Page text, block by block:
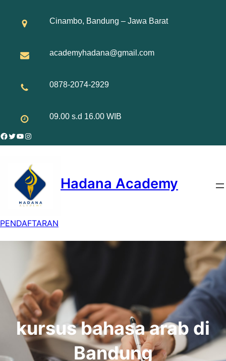
Cinambo, Bandung – Jawa Barat
academyhadana@gmail.com
0878-2074-2929
09.00 s.d 16.00 WIB
Facebook
Twitter
YouTube
Instagram
Hadana Academy
PENDAFTARAN
kursus bahasa arab di
Bandung